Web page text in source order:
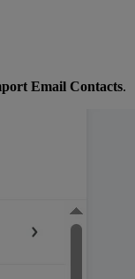
Email Contacts.